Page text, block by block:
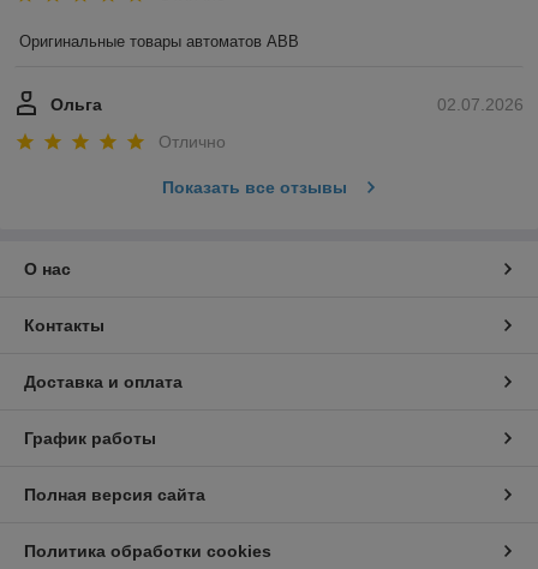
Оригинальные товары автоматов ABB
02.07.2026
Ольга
Отлично
Показать все отзывы
О нас
Контакты
Доставка и оплата
График работы
Полная версия сайта
Политика обработки cookies